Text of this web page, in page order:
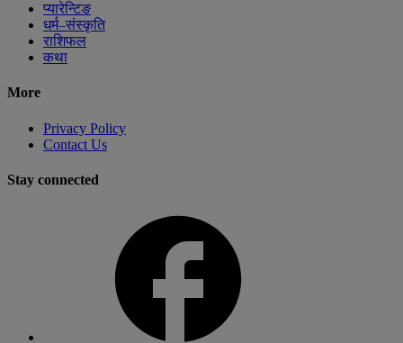
प्यारेन्टिङ
धर्म–संस्कृति
राशिफल
कथा
More
Privacy Policy
Contact Us
Stay connected